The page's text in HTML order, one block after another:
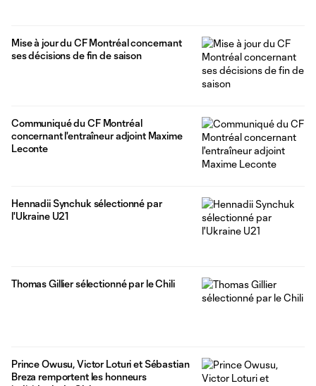
Mise à jour du CF Montréal concernant
ses décisions de fin de saison
Communiqué du CF Montréal
concernant l'entraîneur adjoint Maxime
Leconte
Hennadii Synchuk sélectionné par
l'Ukraine U21
Thomas Gillier sélectionné par le Chili
Prince Owusu, Victor Loturi et Sébastian
Breza remportent les honneurs